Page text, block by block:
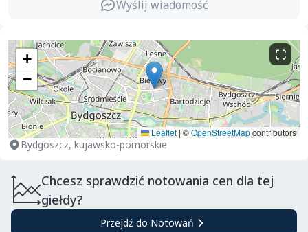
Wyślij wiadomość
+
−
Leaflet | ©OpenStreetMapcontributors
Bydgoszcz, kujawsko-pomorskie
Chcesz sprawdzić notowania cen dla tej
giełdy?
Przejdź do Notowań